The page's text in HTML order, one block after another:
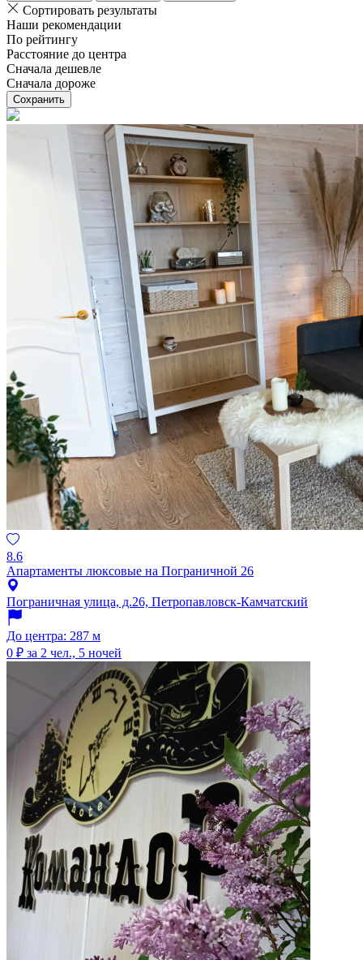
Сортировать результаты
Наши рекомендации
По рейтингу
Расстояние до центра
Сначала дешевле
Сначала дороже
Сохранить
8.6
Апартаменты люксовые на Пограничной 26
Пограничная улица, д.26, Петропавловск-Камчатский
До центра: 287 м
0 ₽ за 2 чел., 5 ночей